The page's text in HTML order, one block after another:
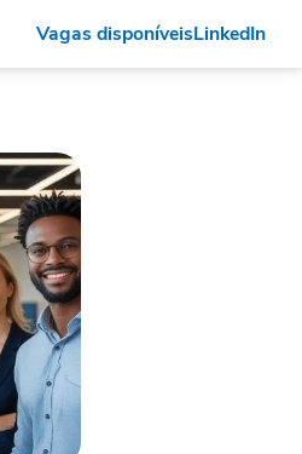
Vagas disponíveisLinkedIn